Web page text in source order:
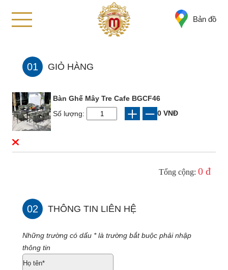
Bản đồ
01 GIỎ HÀNG
Bàn Ghế Mây Tre Cafe BGCF46
0 VNĐ
Số lượng:
Tổng cộng: 0 đ
02 THÔNG TIN LIÊN HỆ
Những trường có dấu * là trường bắt buộc phải nhập
thông tin